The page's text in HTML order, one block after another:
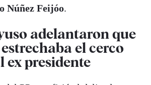
Núñez Feijóo.
adelantaron que
el cerco
ex presidente